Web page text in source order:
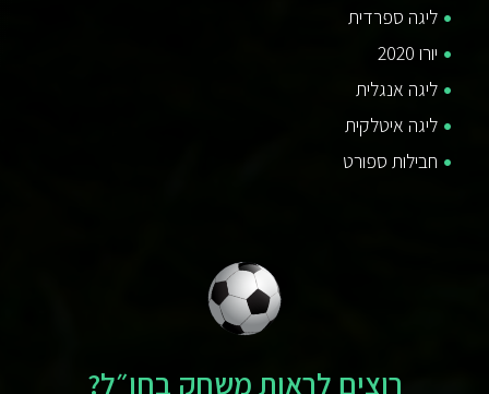
ליגה ספרדית
יורו 2020
ליגה אנגלית
ליגה איטלקית
חבילות ספורט
רוצים לראות משחק בחו״ל?